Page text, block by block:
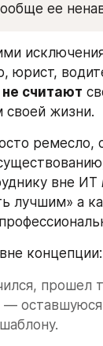
ее
юрист,
не считают
своей жизни.
ремесло,
вне ИТ
лучшим» а
концепции:
прошел
—